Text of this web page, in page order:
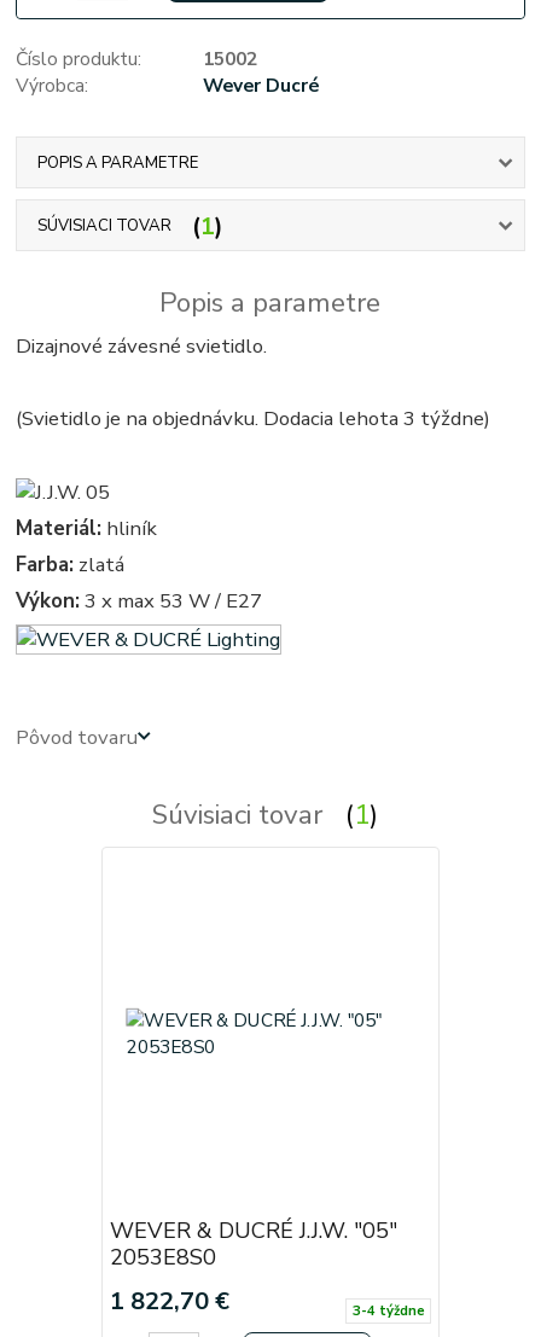
Číslo produktu:
15002
Výrobca:
Wever Ducré
POPIS A PARAMETRE
SÚVISIACI TOVAR 1
Popis a parametre
Dizajnové závesné svietidlo.
(Svietidlo je na objednávku. Dodacia lehota 3 týždne)
Materiál: hliník
Farba: zlatá
Výkon: 3 x max 53 W / E27
Pôvod tovaru
Súvisiaci tovar 1
WEVER & DUCRÉ J.J.W. "05"
2053E8S0
1 822,70 € 3-4 týždne